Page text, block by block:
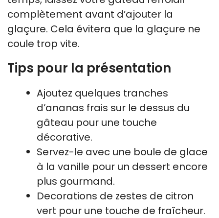
complètement avant d’ajouter la
glaçure. Cela évitera que la glaçure ne
coule trop vite.
Tips pour la présentation
Ajoutez quelques tranches
d’ananas frais sur le dessus du
gâteau pour une touche
décorative.
Servez-le avec une boule de glace
à la vanille pour un dessert encore
plus gourmand.
Decorations de zestes de citron
vert pour une touche de fraîcheur.